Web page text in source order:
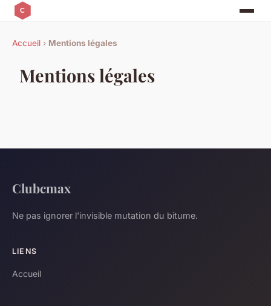
Accueil › Mentions légales
Mentions légales
Clubcmax
Ne pas ignorer l'invisible mutation du bitume.
LIENS
Accueil